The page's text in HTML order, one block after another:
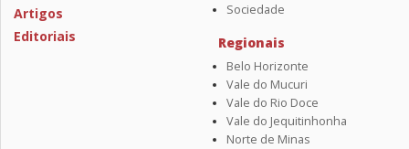
Artigos
Editoriais
Sociedade
Regionais
Belo Horizonte
Vale do Mucuri
Vale do Rio Doce
Vale do Jequitinhonha
Norte de Minas